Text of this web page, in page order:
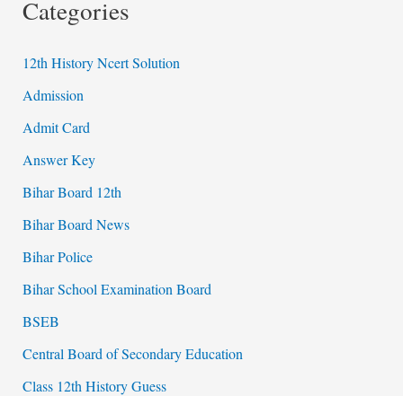
Categories
12th History Ncert Solution
Admission
Admit Card
Answer Key
Bihar Board 12th
Bihar Board News
Bihar Police
Bihar School Examination Board
BSEB
Central Board of Secondary Education
Class 12th History Guess